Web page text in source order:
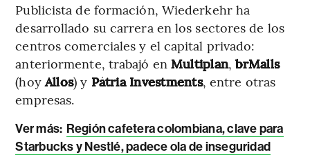
Publicista de formación, Wiederkehr ha
desarrollado su carrera en los sectores de los
centros comerciales y el capital privado:
anteriormente, trabajó en Multiplan,brMalls
(hoyAllos) y Pátria Investments, entre otras
empresas.
Ver más: Región cafetera colombiana, clave para
Starbucks y Nestlé, padece ola de inseguridad